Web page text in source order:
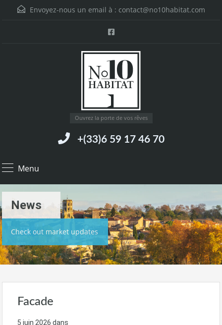
Envoyez-nous un email à : contact@no10habitat.com
Ouvrez la porte de vos rêves
+(33)6 59 17 46 70
Menu
News
Check out market updates
Facade
5 juin 2026 dans